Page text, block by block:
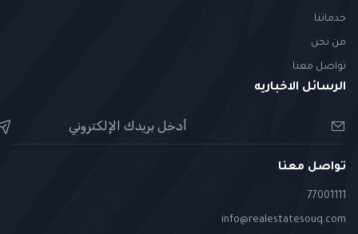
خدماتنا
من نحن
تواصل معنا
الرسائل الاخباريه
تواصل معنا
77001111
info@realestatesouq.com